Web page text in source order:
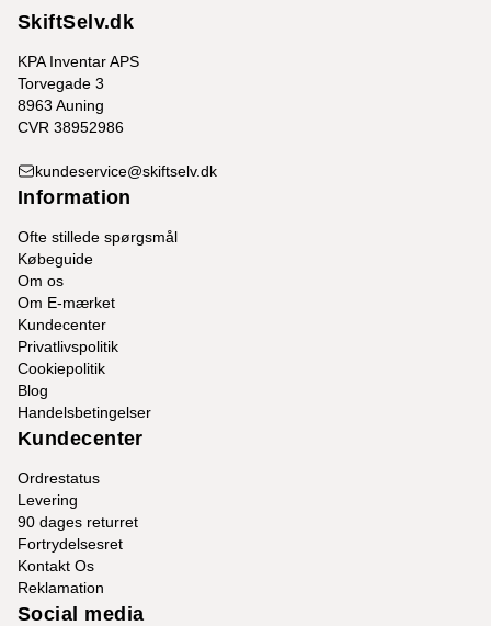
SkiftSelv.dk
KPA Inventar APS
Torvegade 3
8963 Auning
CVR 38952986
kundeservice@skiftselv.dk
Information
Ofte stillede spørgsmål
Købeguide
Om os
Om E-mærket
Kundecenter
Privatlivspolitik
Cookiepolitik
Blog
Handelsbetingelser
Kundecenter
Ordrestatus
Levering
90 dages returret
Fortrydelsesret
Kontakt Os
Reklamation
Social media